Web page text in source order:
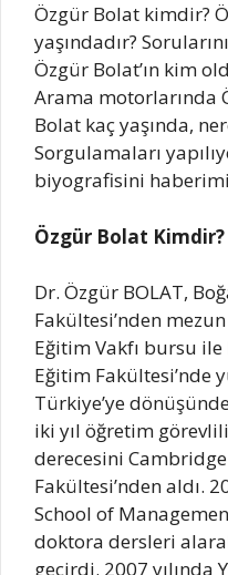
Özgür Bolat kimdir?
yaşındadır?
Özgür Bolat’ın kim
Arama motorlarında
Bolat kaç yaşında,
Sorgulamaları
biyografisini
Özgür Bolat Kimdir?
Dr. Özgür BOLAT,
Fakültesi’nden
Eğitim Vakfı bursu
Eğitim Fakültesi’nde
Türkiye’ye
iki yıl öğretim
derecesini
Fakültesi’nden aldı.
School of
doktora dersleri
geçirdi. 2007 yılında